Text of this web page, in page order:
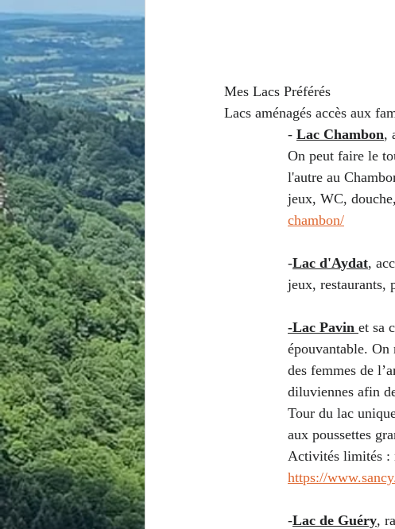
Mes Lacs Préférés
Lacs aménagés accès aux
- Lac Chambon,
On peut faire le
l'autre au
jeux, WC,
chambon/
-Lac d'Aydat,
jeux, restaurants,
-Lac Pavin et sa
épouvantable.
des femmes de
diluviennes afin
Tour du lac
aux poussettes
Activités limités :
https://
-Lac de Guéry,